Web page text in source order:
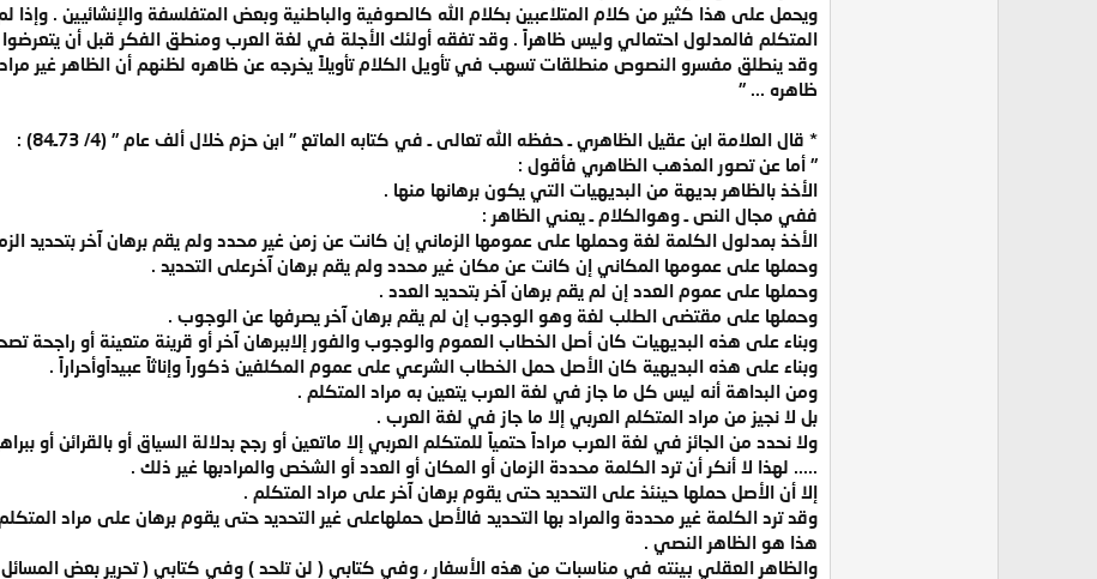
ويحمل على هذا كثير من كلام المتلاعبين بكلام الله كالصوفية والباطنية وبعض المتفلسفة والإنشائيين . وإذا
المتكلم فالمدلول احتمالي وليس ظاهراً . وقد تفقه أولئك الأجلة في لغة العرب ومنطق الفكر قبل أن يتعرضوا
وقد ينطلق مفسرو النصوص منطلقات تسهب في تأويل الكلام تأويلاً يخرجه عن ظاهره لظنهم أن الظاهر غير
ظاهره ... "
* قال العلامة ابن عقيل الظاهري ـ حفظه الله تعالى ـ في كتابه الماتع " ابن حزم خلال ألف عام " (4/ 73ـ84) :
" أما عن تصور المذهب الظاهري فأقول :
الأخذ بالظاهر بديهة من البديهيات التي يكون برهانها منها .
ففي مجال النص ـ وهوالكلام ـ يعني الظاهر :
الأخذ بمدلول الكلمة لغة وحملها على عمومها الزماني إن كانت عن زمن غير محدد ولم يقم برهان آخر بتحديد
وحملها على عمومها المكاني إن كانت عن مكان غير محدد ولم يقم برهان آخرعلى التحديد .
وحملها على عموم العدد إن لم يقم برهان آخر بتحديد العدد .
وحملها على مقتضى الطلب لغة وهو الوجوب إن لم يقم برهان آخر يصرفها عن الوجوب .
وبناء على هذه البديهيات كان أصل الخطاب العموم والوجوب والفور إلاببرهان آخر أو قرينة متعينة أو راجحة
وبناء على هذه البديهية كان الأصل حمل الخطاب الشرعي على عموم المكلفين ذكوراً وإناثاً عبيداًوأحراراً .
ومن البداهة أنه ليس كل ما جاز في لغة العرب يتعين به مراد المتكلم .
بل لا نجيز من مراد المتكلم العربي إلا ما جاز في لغة العرب .
ولا نحدد من الجائز في لغة العرب مراداً حتمياً للمتكلم العربي إلا ماتعين أو رجح بدلالة السياق أو بالقرائن أو
..... لهذا لا أنكر أن ترد الكلمة محددة الزمان أو المكان أو العدد أو الشخص والمرادبها غير ذلك .
إلا أن الأصل حملها حينئذ على التحديد حتى يقوم برهان آخر على مراد المتكلم .
وقد ترد الكلمة غير محددة والمراد بها التحديد فالأصل حملهاعلى غير التحديد حتى يقوم برهان على مراد المتكلم
هذا هو الظاهر النصي .
والظاهر العقلي بينته في مناسبات من هذه الأسفار ، وفي كتابي ( لن تلحد ) وفي كتابي ( تحرير بعض